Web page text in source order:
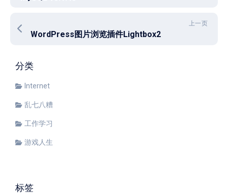
上一页
WordPress图片浏览插件Lightbox2
分类
Internet
乱七八糟
工作学习
游戏人生
标签